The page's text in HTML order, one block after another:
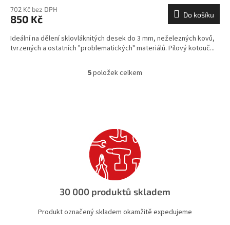
702 Kč bez DPH
850 Kč Do košíku
Ideální na dělení sklovláknitých desek do 3 mm, neželezných kovů,
tvrzených a ostatních "problematických" materiálů. Pilový kotouč...
O
c
í
p
r
v
y
ý
5položek celkem
30 000 produktů skladem
Produkt označený skladem okamžitě expedujeme